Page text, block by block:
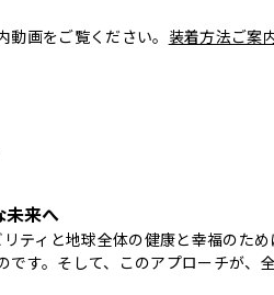
動画をご覧ください。 装着方法ご案
未来へ
ティと地球全体の健康と幸福のた
です。そして、このアプローチが